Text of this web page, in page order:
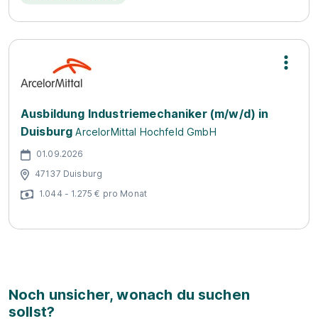
Ausbildung Industriemechaniker (m/w/d) in
Duisburg ArcelorMittal Hochfeld GmbH
01.09.2026
47137 Duisburg
1.044 - 1.275 € pro Monat
Noch unsicher, wonach du suchen
sollst?